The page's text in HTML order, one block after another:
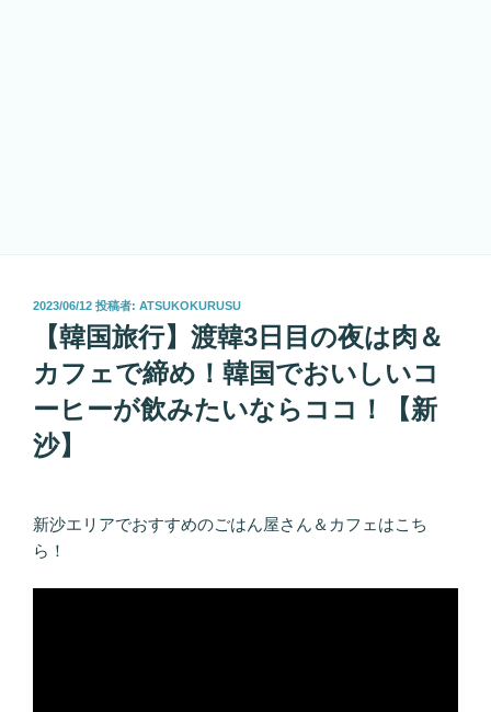
投
2023/06/12 投稿者: ATSUKOKURUSU
【韓国旅行】渡韓3日目の夜は肉＆
カフェで締め！韓国でおいしいコ
ーヒーが飲みたいならココ！【新
沙】
新沙エリアでおすすめのごはん屋さん＆カフェはこち
ら！